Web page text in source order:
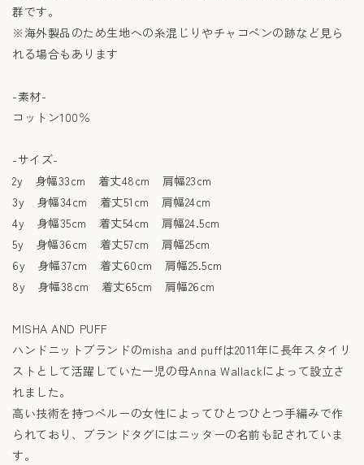
群です。
※海外製品のため生地への糸混じりやチャコペンの跡など見ら
れる場合もあります
-素材-
コットン100％
-サイズ-
2y 身幅33cm 着丈48cm 肩幅23cm
3y 身幅34cm 着丈51cm 肩幅24cm
4y 身幅35cm 着丈54cm 肩幅24.5cm
5y 身幅36cm 着丈57cm 肩幅25cm
6y 身幅37cm 着丈60cm 肩幅25.5cm
8y 身幅38cm 着丈65cm 肩幅26cm
MISHA AND PUFF
ハンドニットブランドのmisha and puffは2011年に長年スタイリ
ストとして活躍していた一児の母Anna Wallackによって設立さ
れました。
高い技術を持つペルーの女性によってひとつひとつ手編みで作
られており、ブランドタグにはニッターの名前も記されていま
す。